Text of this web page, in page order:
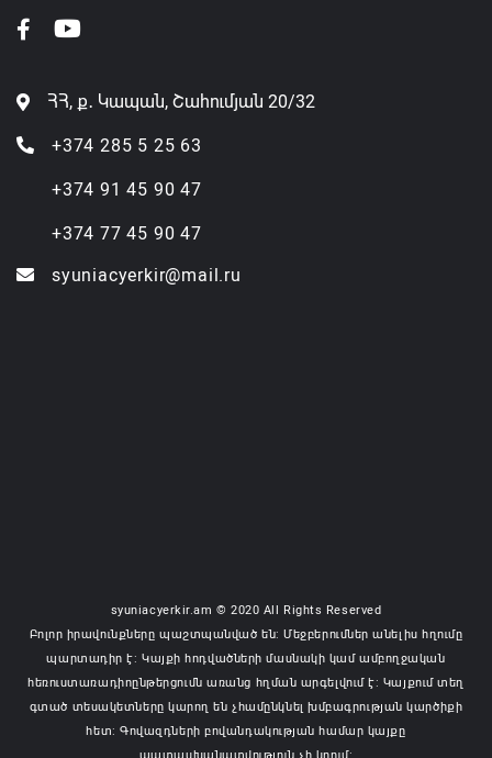
ՀՀ, ք․ Կապան, Շահումյան 20/32
+374 285 5 25 63
+374 91 45 90 47
+374 77 45 90 47
syuniacyerkir@mail.ru
syuniacyerkir.am © 2020 All Rights Reserved
Բոլոր իրավունքները պաշտպանված են: Մեջբերումներ անելիս հղումը
պարտադիր է: Կայքի հոդվածների մասնակի կամ ամբողջական
հեռուստառադիոընթերցումն առանց հղման արգելվում է: Կայքում տեղ
գտած տեսակետները կարող են չհամընկնել խմբագրության կարծիքի
հետ: Գովազդների բովանդակության համար կայքը
պատասխանատվություն չի կրում: